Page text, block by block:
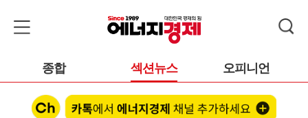
종합 섹션뉴스 오피니언